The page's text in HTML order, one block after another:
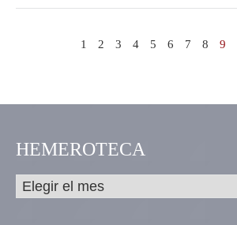
1 2 3 4 5 6 7 8 9
HEMEROTECA